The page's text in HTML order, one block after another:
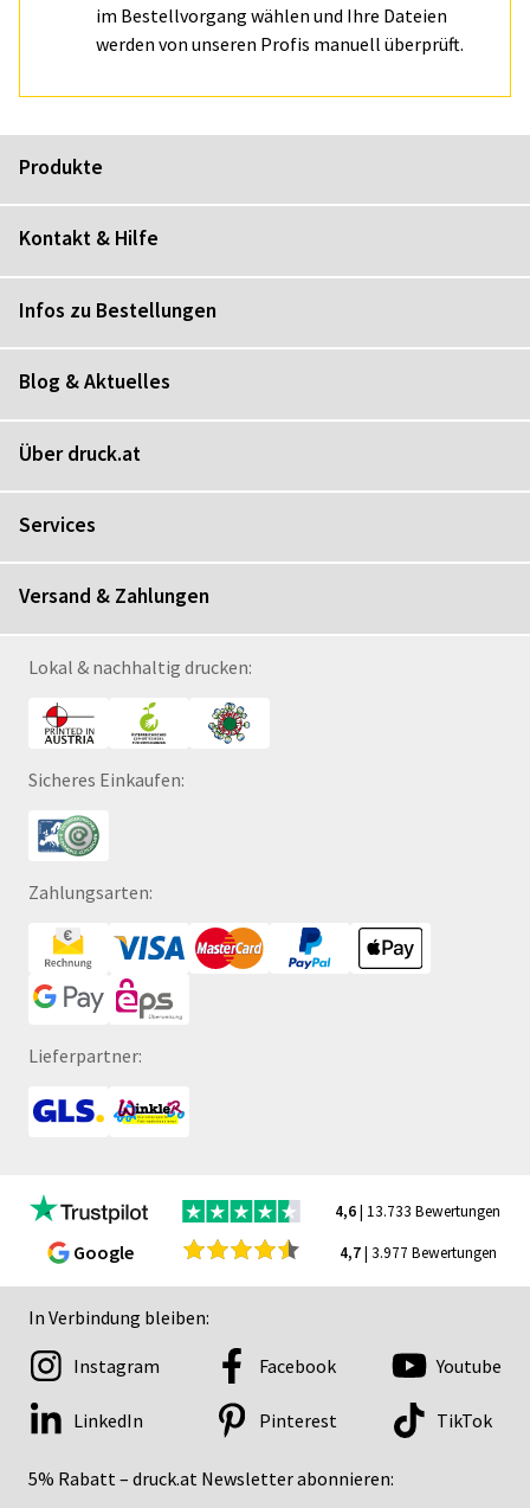
im Bestellvorgang wählen und Ihre Dateien
werden von unseren Profis manuell überprüft.
Produkte
Kontakt & Hilfe
Infos zu Bestellungen
Blog & Aktuelles
Über druck.at
Services
Versand & Zahlungen
Lokal & nachhaltig drucken:
Sicheres Einkaufen:
Zahlungsarten:
Lieferpartner:
4,6| 13.733 Bewertungen
Google 4,7| 3.977 Bewertungen
In Verbindung bleiben:
5% Rabatt – druck.at Newsletter abonnieren:
Instagram Facebook Youtube
LinkedIn Pinterest TikTok